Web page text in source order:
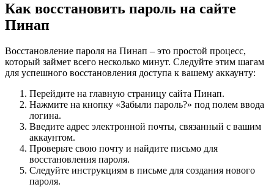
Как восстановить пароль на сайте
Пинап
Восстановление пароля на Пинап – это простой процесс,
который займет всего несколько минут. Следуйте этим шагам
для успешного восстановления доступа к вашему аккаунту:
Перейдите на главную страницу сайта Пинап.
Нажмите на кнопку «Забыли пароль?» под полем ввода
логина.
Введите адрес электронной почты, связанный с вашим
аккаунтом.
Проверьте свою почту и найдите письмо для
восстановления пароля.
Следуйте инструкциям в письме для создания нового
пароля.